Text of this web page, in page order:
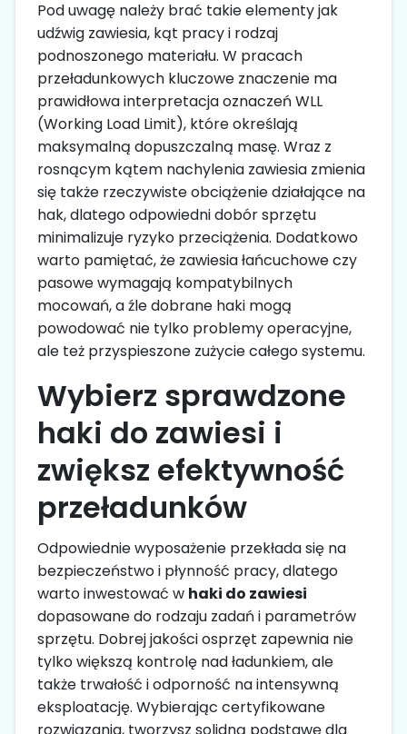
Pod uwagę należy brać takie elementy jak
udźwig zawiesia, kąt pracy i rodzaj
podnoszonego materiału. W pracach
przeładunkowych kluczowe znaczenie ma
prawidłowa interpretacja oznaczeń WLL
(Working Load Limit), które określają
maksymalną dopuszczalną masę. Wraz z
rosnącym kątem nachylenia zawiesia zmienia
się także rzeczywiste obciążenie działające na
hak, dlatego odpowiedni dobór sprzętu
minimalizuje ryzyko przeciążenia. Dodatkowo
warto pamiętać, że zawiesia łańcuchowe czy
pasowe wymagają kompatybilnych
mocowań, a źle dobrane haki mogą
powodować nie tylko problemy operacyjne,
ale też przyspieszone zużycie całego systemu.
Wybierz sprawdzone
haki do zawiesi i
zwiększ efektywność
przeładunków
Odpowiednie wyposażenie przekłada się na
bezpieczeństwo i płynność pracy, dlatego
warto inwestować w haki do zawiesi
dopasowane do rodzaju zadań i parametrów
sprzętu. Dobrej jakości osprzęt zapewnia nie
tylko większą kontrolę nad ładunkiem, ale
także trwałość i odporność na intensywną
eksploatację. Wybierając certyfikowane